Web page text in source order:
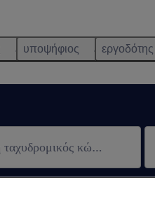
υποψήφιος εργοδότης